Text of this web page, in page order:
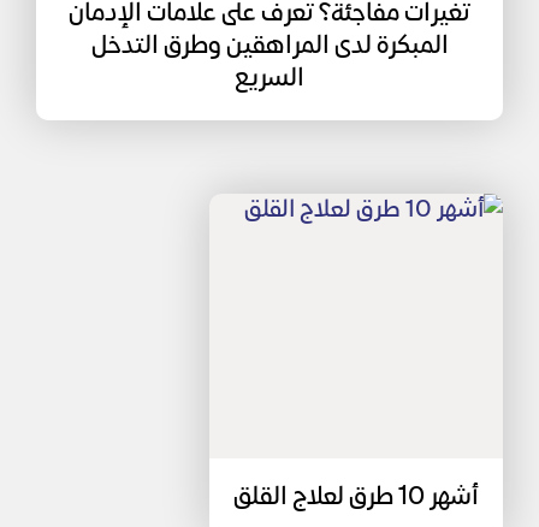
تغيرات مفاجئة؟ تعرف على علامات الإدمان
المبكرة لدى المراهقين وطرق التدخل
السريع
أشهر 10 طرق لعلاج القلق